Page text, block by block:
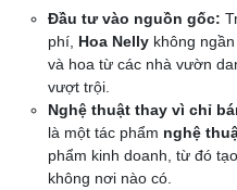
Đầu tư vào nguồn gốc:
phí, Hoa Nelly không
và hoa từ các nhà vườn
vượt trội.
Nghệ thuật thay vì chỉ
là một tác phẩm nghệ
phẩm kinh doanh, từ đó
không nơi nào có.